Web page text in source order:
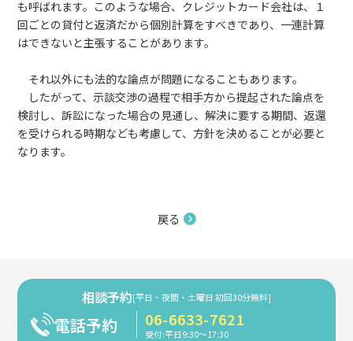
も呼ばれます。このような場合、クレジットカード会社は、１
回ごとの貸付と返済だから個別計算をすべきであり、一連計算
はできないと主張することがあります。
それ以外にも法的な論点が問題になることもあります。
したがって、示談交渉の過程で相手方から提起された論点を
検討し、訴訟になった場合の見通し、解決に要する期間、返還
を受けられる時期なども考慮して、方針を決めることが必要と
なります。
戻る
相談予約[平日・夜間・土曜日 初回30分無料]
電話予約 06-6633-7621
受付:平日9:30～17:30